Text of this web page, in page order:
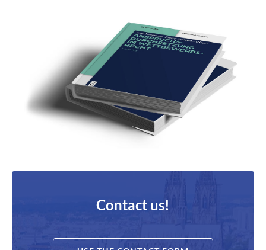
Contact us!